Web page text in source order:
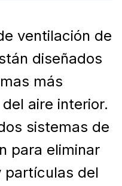
ventilación de
diseñados
más
aire interior.
sistemas de
para eliminar
partículas del